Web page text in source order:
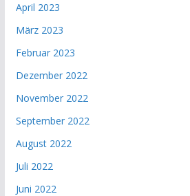
April 2023
März 2023
Februar 2023
Dezember 2022
November 2022
September 2022
August 2022
Juli 2022
Juni 2022